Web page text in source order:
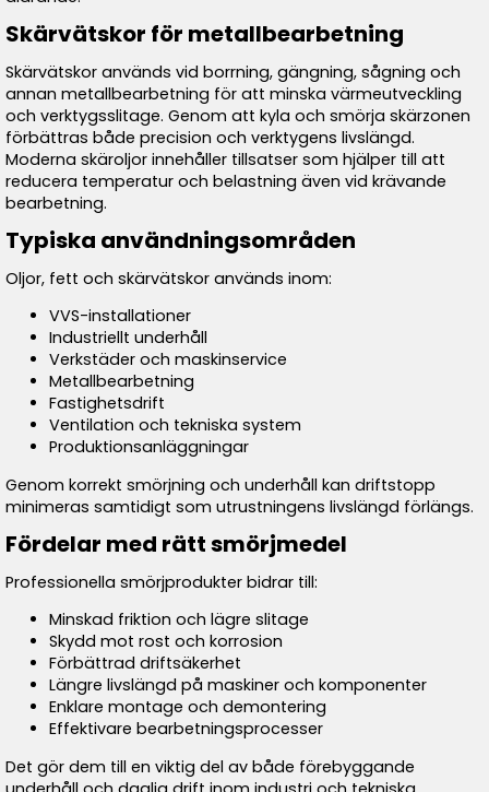
Skärvätskor för metallbearbetning
Skärvätskor används vid borrning, gängning, sågning och
annan metallbearbetning för att minska värmeutveckling
och verktygsslitage. Genom att kyla och smörja skärzonen
förbättras både precision och verktygens livslängd.
Moderna skäroljor innehåller tillsatser som hjälper till att
reducera temperatur och belastning även vid krävande
bearbetning.
Typiska användningsområden
Oljor, fett och skärvätskor används inom:
VVS-installationer
Industriellt underhåll
Verkstäder och maskinservice
Metallbearbetning
Fastighetsdrift
Ventilation och tekniska system
Produktionsanläggningar
Genom korrekt smörjning och underhåll kan driftstopp
minimeras samtidigt som utrustningens livslängd förlängs.
Fördelar med rätt smörjmedel
Professionella smörjprodukter bidrar till:
Minskad friktion och lägre slitage
Skydd mot rost och korrosion
Förbättrad driftsäkerhet
Längre livslängd på maskiner och komponenter
Enklare montage och demontering
Effektivare bearbetningsprocesser
Det gör dem till en viktig del av både förebyggande